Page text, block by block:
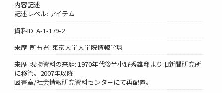
内容記述
記述レベル: アイテム
資料ID: A-1-179-2
来歴-所有者: 東京大学大学院情報学環
来歴-現物資料の来歴: 1970年代後半小野秀雄邸より旧新聞研究所
に移管。2007年以降
図書室/社会情報研究資料センターにて再配置。